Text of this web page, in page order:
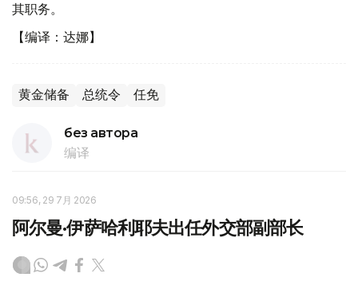
其职务。
【编译：达娜】
黄金储备 总统令 任免
без автора
编译
09:56, 29 7月 2026
阿尔曼·伊萨哈利耶夫出任外交部副部长